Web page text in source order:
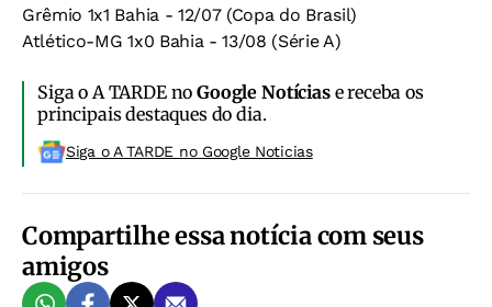
Grêmio 1x1 Bahia - 12/07 (Copa do Brasil)
Atlético-MG 1x0 Bahia - 13/08 (Série A)
Siga o A TARDE noGoogle Notíciase receba os
principais destaques do dia.
Siga o A TARDE no Google Noticias
Compartilhe essa notícia com seus
amigos